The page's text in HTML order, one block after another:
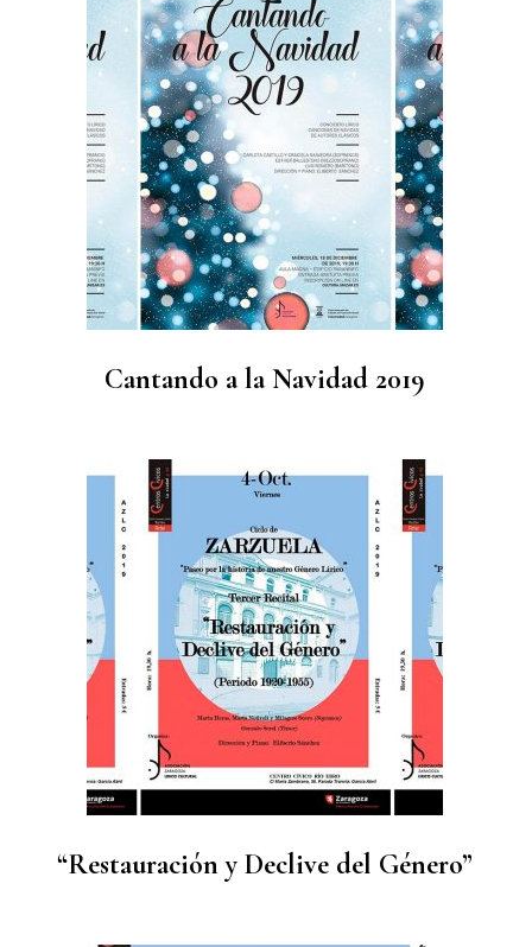
Cantando a la Navidad 2019
“Restauración y Declive del Género”